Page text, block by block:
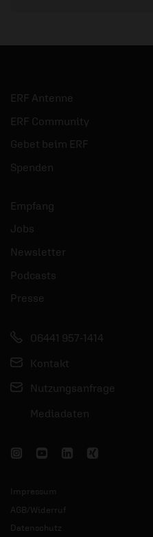
ERF Antenne
ERF Community
Gebet beim ERF
Spenden
Empfang
Jobs
Newsletter
Podcasts
Presse
06441 957-1414
Kontakt
Nutzungsanfrage
Mediadaten
Impressum
AGB/Widerruf
Datenschutz